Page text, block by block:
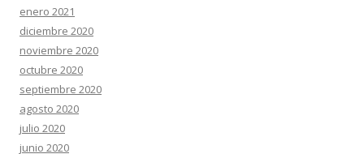
enero 2021
diciembre 2020
noviembre 2020
octubre 2020
septiembre 2020
agosto 2020
julio 2020
junio 2020